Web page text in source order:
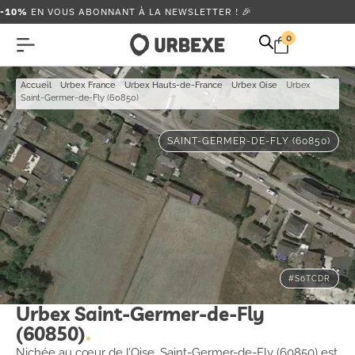
-10% EN VOUS ABONNANT À LA NEWSLETTER ! 🎉
0
Accueil - Urbex France -Urbex Hauts-de-France - Urbex Oise - Urbex
Saint-Germer-de-Fly (60850)
SAINT-GERMER-DE-FLY (60850)
#S6TCDR
Urbex Saint-Germer-de-Fly
(60850)